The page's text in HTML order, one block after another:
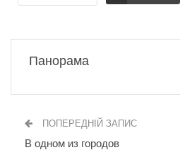
Панорама
ПОПЕРЕДНІЙ ЗАПИС
В одном из городов